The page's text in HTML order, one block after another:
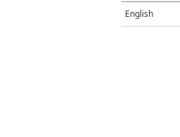
English